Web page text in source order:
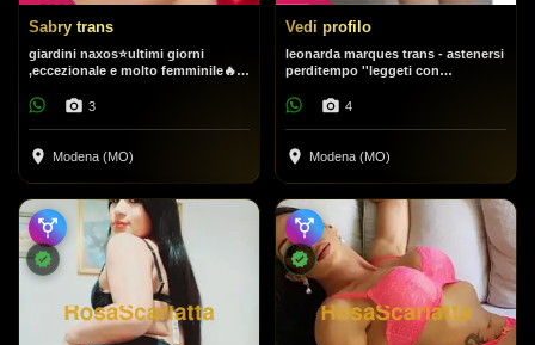
Sabry trans
giardini naxos⭐ultimi giorni
,eccezionale e molto femminile🔥
senza limiti ⭐⭐
3
Modena (MO)
Vedi profilo
leonarda marques trans - astenersi
perditempo ''leggeti con
4
Modena (MO)